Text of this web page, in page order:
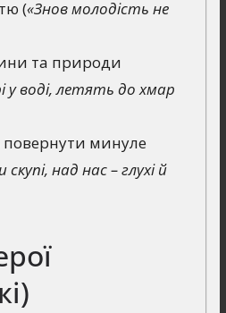
(«Знов молодість не
та природи
у воді, летять до хмар
минуле
над нас – глухі й